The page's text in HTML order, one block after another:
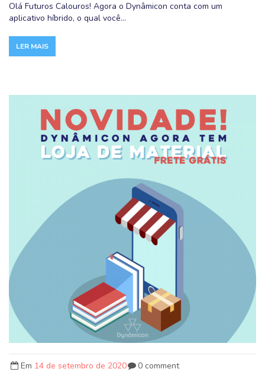
Olá Futuros Calouros! Agora o Dynâmicon conta com um
aplicativo híbrido, o qual você...
LER MAIS
Em 14 de setembro de 2020
0 comment